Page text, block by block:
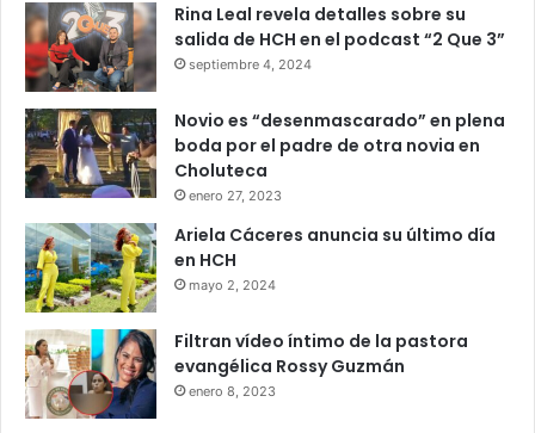
Rina Leal revela detalles sobre su
salida de HCH en el podcast “2 Que 3”
septiembre 4, 2024
Novio es “desenmascarado” en plena
boda por el padre de otra novia en
Choluteca
enero 27, 2023
Ariela Cáceres anuncia su último día
en HCH
mayo 2, 2024
Filtran vídeo íntimo de la pastora
evangélica Rossy Guzmán
enero 8, 2023